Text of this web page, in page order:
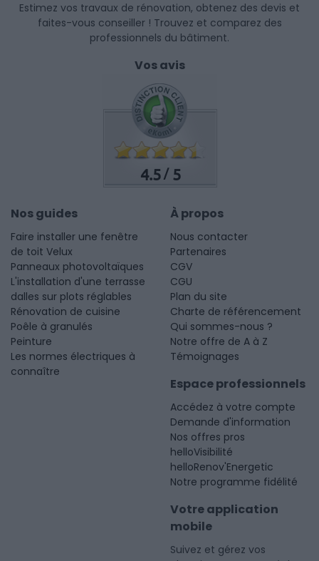
Estimez vos travaux de rénovation, obtenez des devis et
faites-vous conseiller ! Trouvez et comparez des
professionnels du bâtiment.
Vos avis
4.5 /5
Nos guides
Faire installer une fenêtre
de toit Velux
Panneaux photovoltaïques
L'installation d'une terrasse
dalles sur plots réglables
Rénovation de cuisine
Poêle à granulés
Peinture
Les normes électriques à
connaître
À propos
Nous contacter
Partenaires
CGV
CGU
Plan du site
Charte de référencement
Qui sommes-nous ?
Notre offre de A à Z
Témoignages
Espace professionnels
Accédez à votre compte
Demande d'information
Nos offres pros
helloVisibilité
helloRenov'Energetic
Notre programme fidélité
Votre application
mobile
Suivez et gérez vos